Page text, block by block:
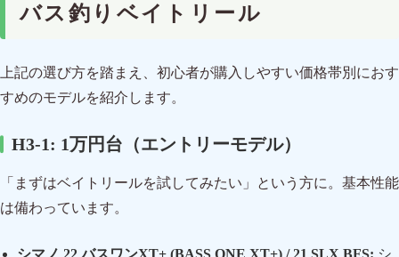
バス釣りベイトリール
上記の選び方を踏まえ、初心者が購入しやすい価格帯別におす
すめのモデルを紹介します。
H3-1: 1万円台（エントリーモデル）
「まずはベイトリールを試してみたい」という方に。基本性能
は備わっています。